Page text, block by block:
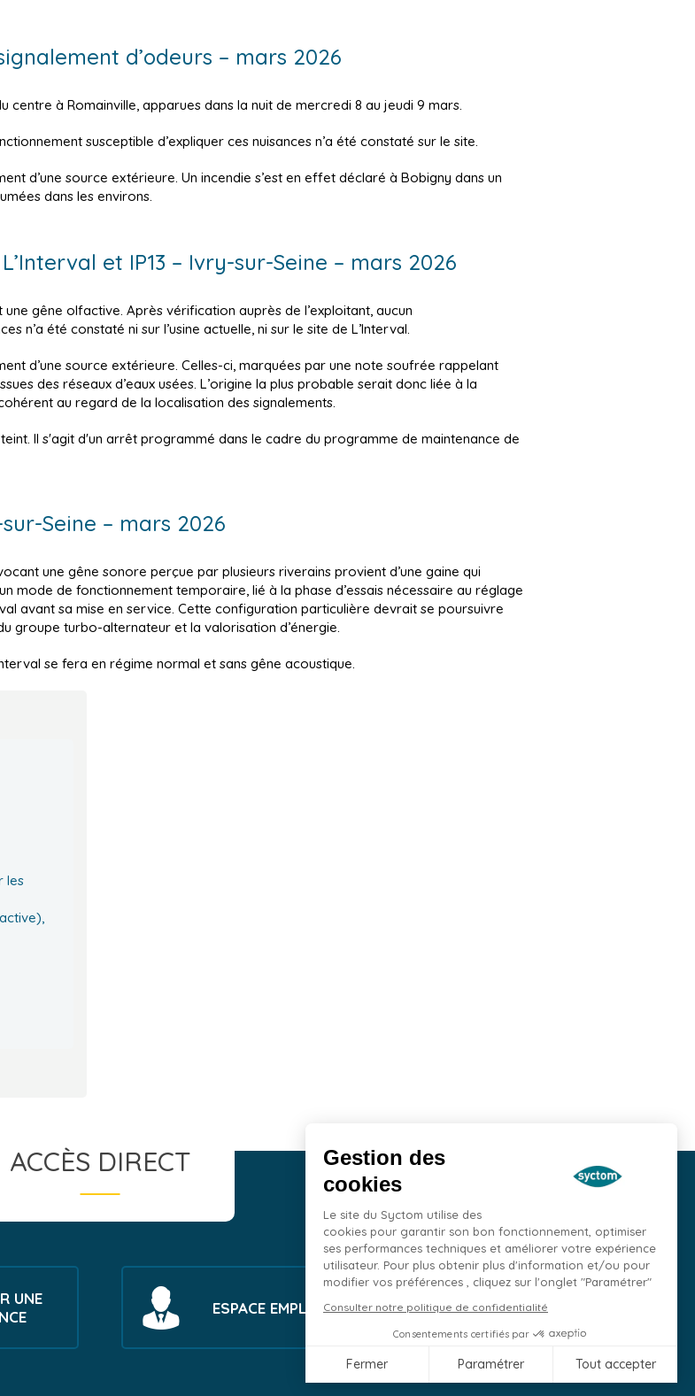
Gestion des
cookies
Le site du Syctom utilise des
cookies pour garantir son bon fonctionnement, optimiser
ses performances techniques et améliorer votre expérience
utilisateur. Pour plus obtenir plus d'information et/ou pour
modifier vos préférences , cliquez sur l'onglet "Paramétrer"
Consulter notre politique de confidentialité
Consentements certifiés par
Fermer Paramétrer Tout accepter
d’odeurs – mars 2026
centre à Romainville, apparues dans la nuit de mercredi 8 au jeudi 9 mars.
susceptible d’expliquer ces nuisances n’a été constaté sur le site.
d’une source extérieure. Un incendie s’est en effet déclaré à Bobigny dans un
dans les environs.
et IP13 – Ivry-sur-Seine – mars 2026
gêne olfactive. Après vérification auprès de l’exploitant, aucun
n’a été constaté ni sur l’usine actuelle, ni sur le site de L’Interval.
d’une source extérieure. Celles-ci, marquées par une note soufrée rappelant
des réseaux d’eaux usées. L’origine la plus probable serait donc liée à la
au regard de la localisation des signalements.
Il s'agit d'un arrêt programmé dans le cadre du programme de maintenance de
Seine – mars 2026
une gêne sonore perçue par plusieurs riverains provient d’une gaine qui
mode de fonctionnement temporaire, lié à la phase d’essais nécessaire au réglage
avant sa mise en service. Cette configuration particulière devrait se poursuivre
groupe turbo-alternateur et la valorisation d’énergie.
se fera en régime normal et sans gêne acoustique.
les
ACCÈS DIRECT
UNE
ESPACE EMPLOI MARCHÉS PUBLICS